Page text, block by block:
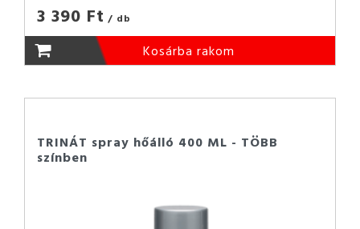
3 390 Ft / db
Kosárba rakom
TRINÁT spray hőálló 400 ML - TÖBB
színben